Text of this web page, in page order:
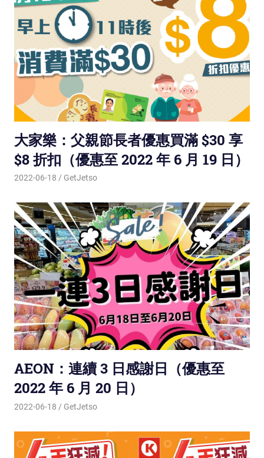
大家樂：父親節長者優惠買滿 $30 享
$8 折扣（優惠至 2022 年 6 月 19 日）
2022-06-18 GetJetso
AEON：連續 3 日感謝日（優惠至
2022 年 6 月 20 日）
2022-06-18 GetJetso